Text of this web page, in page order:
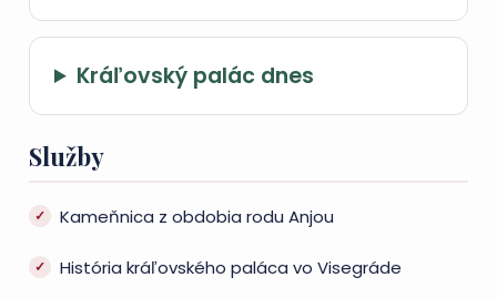
Kráľovský palác dnes
Služby
Kameňnica z obdobia rodu Anjou
História kráľovského paláca vo Visegráde